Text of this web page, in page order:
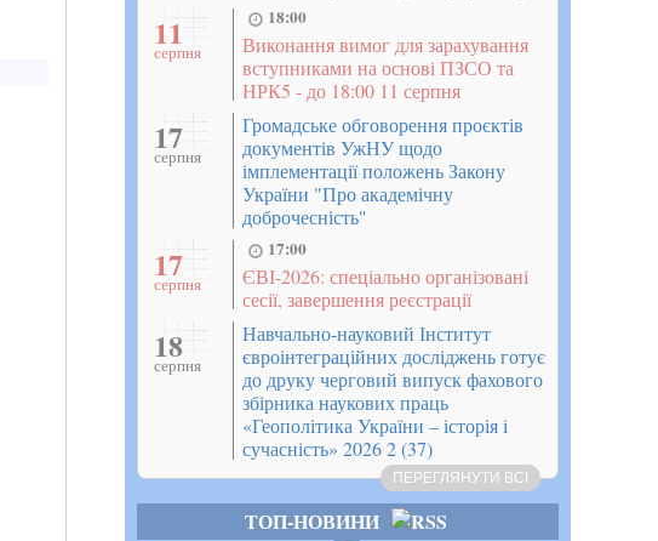
11
серпня
18:00
Виконання вимог для зарахування
вступниками на основі ПЗСО та
НРК5 - до 18:00 11 серпня
17
серпня
Громадське обговорення проєктів
документів УжНУ щодо
імплементації положень Закону
України "Про академічну
доброчесність"
17
серпня
17:00
ЄВІ-2026: спеціально організовані
сесії, завершення реєстрації
18
серпня
Навчально-науковий Інститут
євроінтеграційних досліджень готує
до друку черговий випуск фахового
збірника наукових праць
«Геополітика України – історія і
сучасність» 2026 2 (37)
ПЕРЕГЛЯНУТИ ВСІ
ТОП-НОВИНИ